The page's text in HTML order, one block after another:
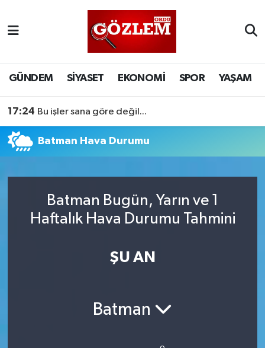
GÜNDEM SİYASET EKONOMİ SPOR YAŞAM
17:24 Bu işler sana göre değil...
Batman Hava Durumu
Batman Bugün, Yarın ve 1
Haftalık Hava Durumu Tahmini
ŞU AN
Batman
SİYASET
EKONOMİ
SPOR
EĞİTİM
Ordu Nöbetçi Eczaneler
Ordu Hava Durumu
Ordu Namaz Vakitleri
Ordu Trafik Yoğunluk Haritası
Tüm Manşetler
Son Dakika Haberleri